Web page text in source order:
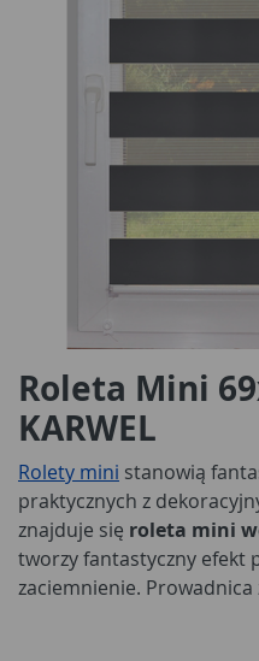
Roleta Mini
KARWEL
Rolety mini stanowią
praktycznych z
znajduje się roleta mini
tworzy fantastyczny efekt
zaciemnienie. Prowadnica
pasm i ustawianie ich w
materiału naprzemiennie